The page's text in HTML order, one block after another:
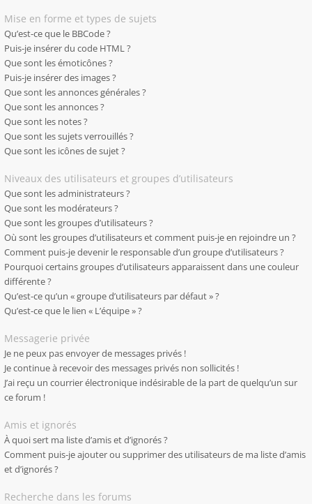
Mise en forme et types de sujets
Qu’est-ce que le BBCode ?
Puis-je insérer du code HTML ?
Que sont les émoticônes ?
Puis-je insérer des images ?
Que sont les annonces générales ?
Que sont les annonces ?
Que sont les notes ?
Que sont les sujets verrouillés ?
Que sont les icônes de sujet ?
Niveaux des utilisateurs et groupes d’utilisateurs
Que sont les administrateurs ?
Que sont les modérateurs ?
Que sont les groupes d’utilisateurs ?
Où sont les groupes d’utilisateurs et comment puis-je en rejoindre un ?
Comment puis-je devenir le responsable d’un groupe d’utilisateurs ?
Pourquoi certains groupes d’utilisateurs apparaissent dans une couleur
différente ?
Qu’est-ce qu’un « groupe d’utilisateurs par défaut » ?
Qu’est-ce que le lien « L’équipe » ?
Messagerie privée
Je ne peux pas envoyer de messages privés !
Je continue à recevoir des messages privés non sollicités !
J’ai reçu un courrier électronique indésirable de la part de quelqu’un sur
ce forum !
Amis et ignorés
À quoi sert ma liste d’amis et d’ignorés ?
Comment puis-je ajouter ou supprimer des utilisateurs de ma liste d’amis
et d’ignorés ?
Recherche dans les forums